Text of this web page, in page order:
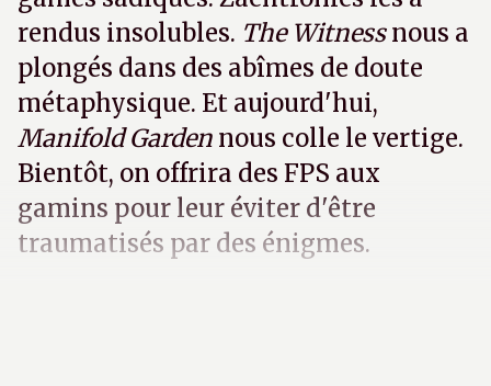
rendus insolubles. The Witnessnous a
plongés dans des abîmes de doute
métaphysique. Et aujourd'hui,
Manifold Garden nous colle le vertige.
Bientôt, on offrira des FPS aux
gamins pour leur éviter d'être
traumatisés par des énigmes.